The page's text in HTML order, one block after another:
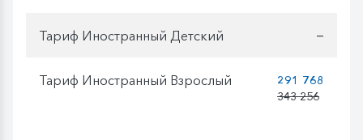
Тариф Иностранный Детский —
Тариф Иностранный Взрослый
291 768
343 256